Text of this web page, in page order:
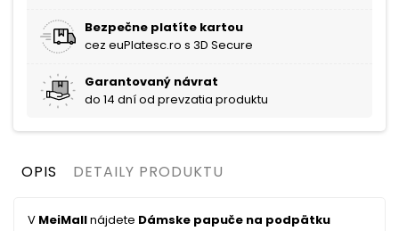
Bezpečne platíte kartou
cez euPlatesc.ro s 3D Secure
Garantovaný návrat
do 14 dní od prevzatia produktu
OPIS DETAILY PRODUKTU
V MeiMallnájdete Dámske papuče na podpätku